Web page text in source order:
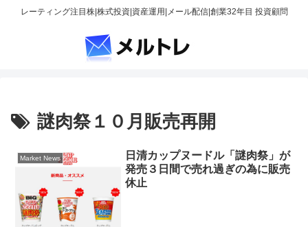
レーティング注目株|株式投資|資産運用|メール配信|創業32年目 投資顧問
謎肉祭１０月販売再開
Market News
日清カップヌードル「謎肉祭」が
発売３日間で売れ過ぎの為に販売
休止